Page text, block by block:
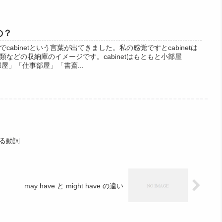
cabinetという言葉が出てきました。私の感覚ですとcabinetは
などの収納庫のイメージです。cabinetはもともと小部屋
」「仕事部屋」「書斎...
動詞
may have と might have の違い